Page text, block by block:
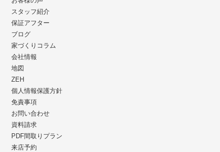
スタッフ紹介
保証アフター
ブログ
家づくりコラム
会社情報
地図
ZEH
個人情報保護方針
免責事項
お問い合わせ
資料請求
PDF間取りプラン
来店予約